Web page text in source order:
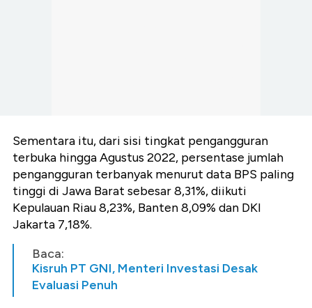
Sementara itu, dari sisi tingkat pengangguran
terbuka hingga Agustus 2022, persentase jumlah
pengangguran terbanyak menurut data BPS paling
tinggi di Jawa Barat sebesar 8,31%, diikuti
Kepulauan Riau 8,23%, Banten 8,09% dan DKI
Jakarta 7,18%.
Baca:
Kisruh PT GNI, Menteri Investasi Desak
Evaluasi Penuh